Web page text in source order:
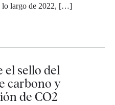
lo largo de 2022, […]
sello del
carbono y
de CO2